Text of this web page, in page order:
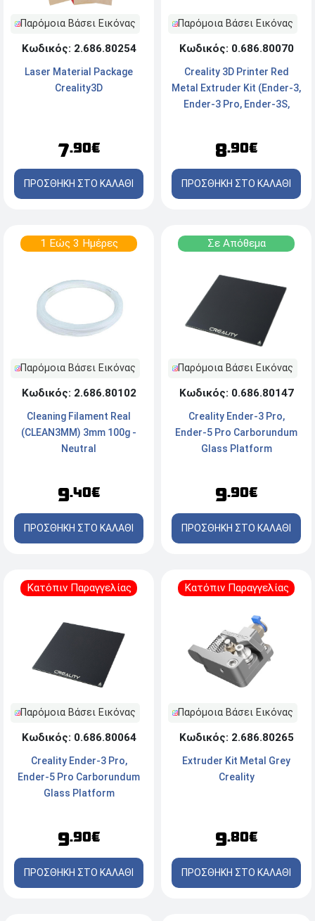
Παρόμοια Βάσει Εικόνας
Κωδικός: 2.686.80254
Laser Material Package
Creality3D
7.90€
ΠΡΟΣΘΗΚΗ ΣΤΟ ΚΑΛΑΘΙ
Παρόμοια Βάσει Εικόνας
Κωδικός: 0.686.80070
Creality 3D Printer Red
Metal Extruder Kit (Ender-3,
Ender-3 Pro, Ender-3S,
4001020011
8.90€
ΠΡΟΣΘΗΚΗ ΣΤΟ ΚΑΛΑΘΙ
1 Εώς 3 Ημέρες
Παρόμοια Βάσει Εικόνας
Κωδικός: 2.686.80102
Cleaning Filament Real
(CLEAN3MM) 3mm 100g -
Neutral
9.40€
ΠΡΟΣΘΗΚΗ ΣΤΟ ΚΑΛΑΘΙ
Σε Απόθεμα
Παρόμοια Βάσει Εικόνας
Κωδικός: 0.686.80147
Creality Ender-3 Pro,
Ender-5 Pro Carborundum
Glass Platform
9.90€
ΠΡΟΣΘΗΚΗ ΣΤΟ ΚΑΛΑΘΙ
Κατόπιν Παραγγελίας
Παρόμοια Βάσει Εικόνας
Κωδικός: 0.686.80064
Creality Ender-3 Pro,
Ender-5 Pro Carborundum
Glass Platform
9.90€
ΠΡΟΣΘΗΚΗ ΣΤΟ ΚΑΛΑΘΙ
Κατόπιν Παραγγελίας
Παρόμοια Βάσει Εικόνας
Κωδικός: 2.686.80265
Extruder Kit Metal Grey
Creality
9.80€
ΠΡΟΣΘΗΚΗ ΣΤΟ ΚΑΛΑΘΙ